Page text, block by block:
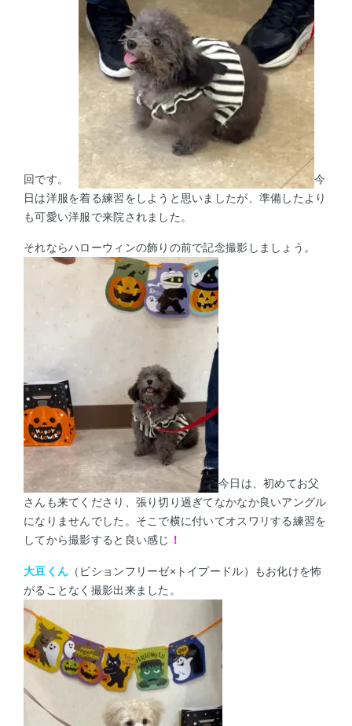
回です。
今
日は洋服を着る練習をしようと思いましたが、準備したより
も可愛い洋服で来院されました。
それならハローウィンの飾りの前で記念撮影しましょう。
今日は、初めてお父
さんも来てくださり、張り切り過ぎてなかなか良いアングル
になりませんでした。そこで横に付いてオスワリする練習を
してから撮影すると良い感じ ！
大豆くん （ビションフリーゼ×トイプードル）もお化けを怖
がることなく撮影出来ました。